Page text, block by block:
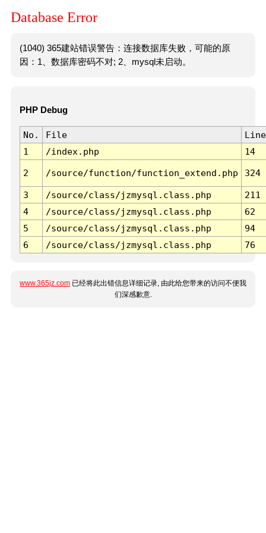
Database Error
(1040) 365建站错误警告：连接数据库失败，可能的原
因：1、数据库密码不对; 2、mysql未启动。
PHP Debug
No. File
Line
1
/index.php 14
2 /source/function/function_extend.php 324
3 /source/class/jzmysql.class.php
211
4
/source/class/jzmysql.class.php
62
5
/source/class/jzmysql.class.php
94
6
/source/class/jzmysql.class.php 76
www.365jz.com 已经将此出错信息详细记录, 由此给您带来的访问不便我
们深感歉意.